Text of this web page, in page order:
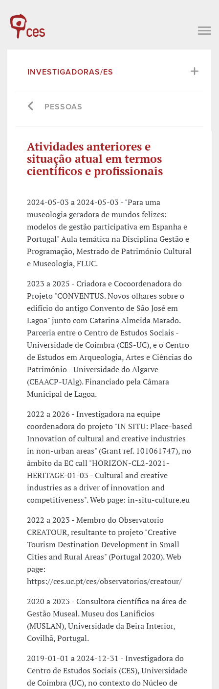
INVESTIGADORAS/ES
PESSOAS
Atividades anteriores e
situação atual em termos
científicos e profissionais
2024-05-03 a 2024-05-03 - "Para uma
museologia geradora de mundos felizes:
modelos de gestão participativa em Espanha e
Portugal" Aula temática na Disciplina Gestão e
Programação, Mestrado de Património Cultural
e Museologia, FLUC.
2023 a 2025 - Criadora e Cocoordenadora do
Projeto "CONVENTUS. Novos olhares sobre o
edifício do antigo Convento de São José em
Lagoa" junto com Catarina Almeida Marado.
Parceria entre o Centro de Estudos Sociais -
Universidade de Coimbra (CES-UC), e o Centro
de Estudos em Arqueologia, Artes e Ciências do
Património - Universidade do Algarve
(CEAACP-UAlg). Financiado pela Câmara
Municipal de Lagoa.
2022 a 2026 - Investigadora na equipe
coordenadora do projeto "IN SITU: Place-based
Innovation of cultural and creative industries
in non-urban areas" (Grant ref. 101061747), no
âmbito da EC call "HORIZON-CL2-2021-
HERITAGE-01-03 - Cultural and creative
industries as a driver of innovation and
competitiveness". Web page: in-situ-culture.eu
2022 a 2023 - Membro do Observatorio
CREATOUR, resultante to projeto "Creative
Tourism Destination Development in Small
Cities and Rural Areas" (Portugal 2020). Web
page:
https://ces.uc.pt/ces/observatorios/creatour/
2020 a 2023 - Consultora científica na área de
Gestão Museal. Museu dos Lanificios
(MUSLAN), Universidade da Beira Interior,
Covilhã, Portugal.
2019-01-01 a 2024-12-31 - Investigadora do
Centro de Estudos Sociais (CES), Universidade
de Coimbra (UC), no contexto do Núcleo de